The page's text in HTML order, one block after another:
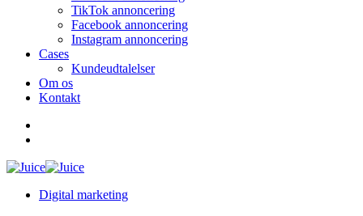
TikTok annoncering
Facebook annoncering
Instagram annoncering
Cases
Kundeudtalelser
Om os
Kontakt
Digital marketing